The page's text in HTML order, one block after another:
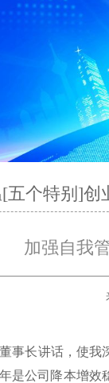
五个特别]创
加强自我
事长讲话，使我
是公司降本增效